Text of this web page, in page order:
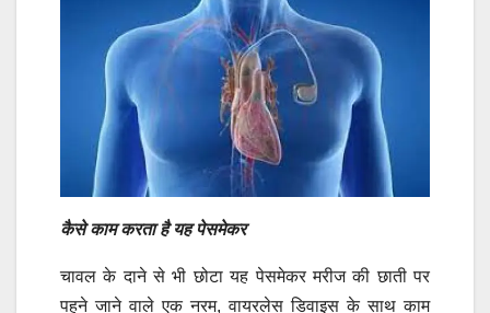
कैसे काम करता है यह पेसमेकर
चावल के दाने से भी छोटा यह पेसमेकर मरीज की छाती पर
पहने जाने वाले एक नरम, वायरलेस डिवाइस के साथ काम